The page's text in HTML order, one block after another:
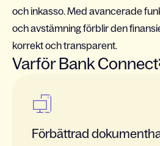
och inkasso. Med avancerade
och avstämning förblir den
korrekt och transparent.
Varför Bank
Förbättrad